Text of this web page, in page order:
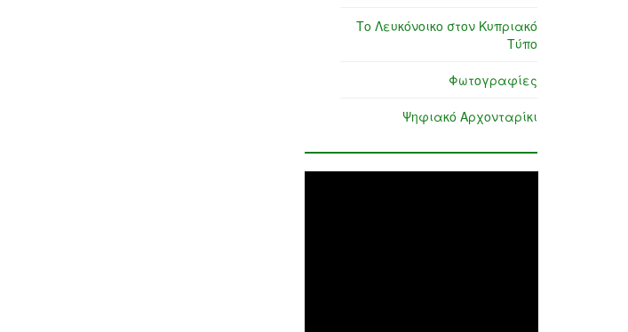
Το Λευκόνοικο στον Κυπριακό
Τύπο
Φωτογραφίες
Ψηφιακό Αρχονταρίκι